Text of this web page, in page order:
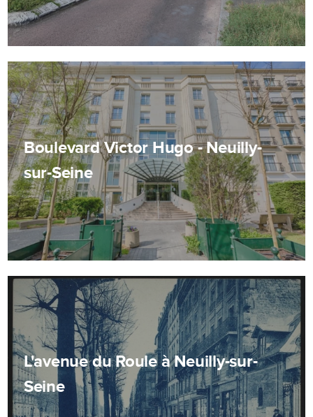
Boulevard Victor Hugo - Neuilly-
sur-Seine
L'avenue du Roule à Neuilly-sur-
Seine